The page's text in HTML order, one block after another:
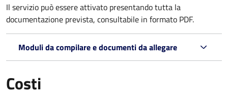
Il servizio può essere attivato presentando tutta la
documentazione prevista, consultabile in formato PDF.
Moduli da compilare e documenti da allegare
Costi